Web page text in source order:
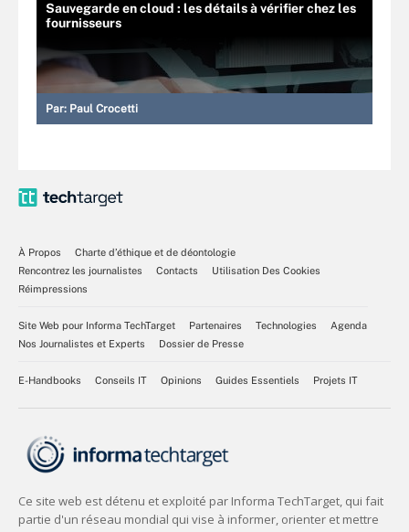
Sauvegarde en cloud : les détails à vérifier chez les
fournisseurs
Par: Paul Crocetti
À Propos
Charte d’éthique et de déontologie
Rencontrez les journalistes
Contacts
Utilisation Des Cookies
Réimpressions
Site Web pour Informa TechTarget Partenaires Technologies
Agenda
Nos Journalistes et Experts
Dossier de Presse
E-Handbooks Conseils IT Opinions Guides Essentiels Projets IT